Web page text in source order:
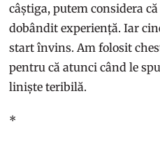
câștiga, putem considera
dobândit experiență. Iar
start învins. Am folosit
pentru că atunci când le
liniște teribilă.
*